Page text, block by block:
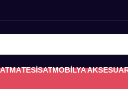
TESİSATMOBİLYA